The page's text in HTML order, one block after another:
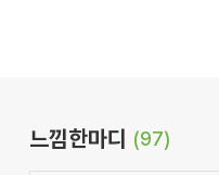
느낌한마디 (97)